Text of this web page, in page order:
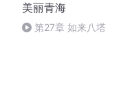
美丽青海
第27章 如来八塔